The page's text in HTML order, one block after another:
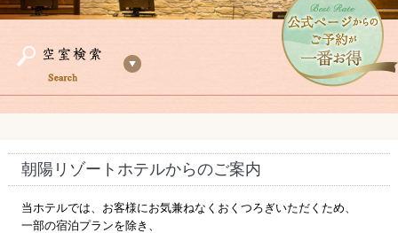
朝陽リゾートホテルからのご案内
当ホテルでは、お客様にお気兼ねなくおくつろぎいただくため、
一部の宿泊プランを除き、